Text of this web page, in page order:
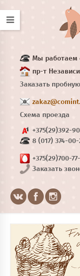
Мы работаем
пр-т
Заказать
Схема проезда
+375(29)392-
8 (017) 374-
+375(29)700-
Заказать